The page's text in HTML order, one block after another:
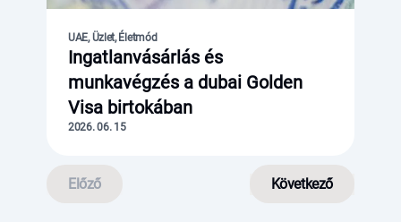
UAE, Üzlet, Életmód
Ingatlanvásárlás és
munkavégzés a dubai Golden
Visa birtokában
2026. 06. 15
Előző Következő